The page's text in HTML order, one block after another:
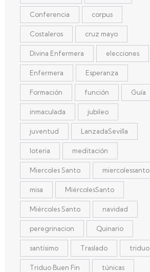
Conferencia corpus
Costaleros cruz mayo
Divina Enfermera elecciones
Enfermera Esperanza
Formación función Guía
inmaculada jubileo
juventud LanzadaSevilla
loteria meditación
Miercoles Santo miercolessanto
misa MiércolesSanto
Miércoles Santo navidad
peregrinacion Quinario
santísimo Traslado triduo
Triduo Buen Fin túnicas